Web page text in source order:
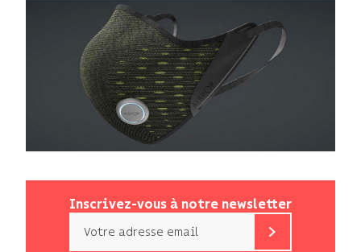
Inscrivez-vous à notre newsletter